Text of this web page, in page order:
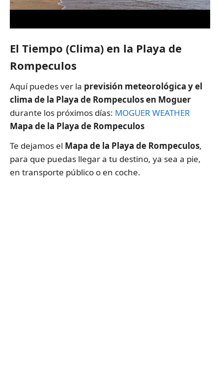
El Tiempo (Clima) en la Playa de
Rompeculos
Aquí puedes ver la previsión meteorológica y el
clima de la Playa de Rompeculos en Moguer
durante los próximos días: MOGUER WEATHER
Mapa de la Playa de Rompeculos
Te dejamos el Mapa de la Playa de Rompeculos,
para que puedas llegar a tu destino, ya sea a pie,
en transporte público o en coche.